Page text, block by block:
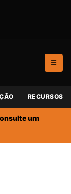
☰
RECURSOS
um